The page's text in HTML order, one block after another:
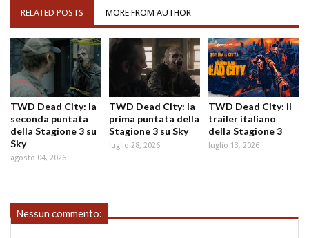
RELATED POSTS MORE FROM AUTHOR
TWD Dead City: la
seconda puntata
della Stagione 3 su
Sky
agosto 04, 2026
TWD Dead City: la
prima puntata della
Stagione 3 su Sky
luglio 28, 2026
TWD Dead City: il
trailer italiano
della Stagione 3
luglio 13, 2026
Nessun commento: